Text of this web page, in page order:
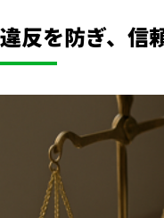
違反を防ぎ、信